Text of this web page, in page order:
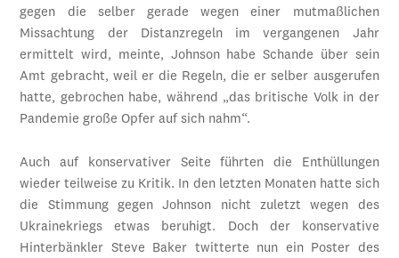
gegen die selber gerade wegen einer mutmaßlichen
Missachtung der Distanzregeln im vergangenen Jahr
ermittelt wird, meinte, Johnson habe Schande über sein
Amt gebracht, weil er die Regeln, die er selber ausgerufen
hatte, gebrochen habe, während „das britische Volk in der
Pandemie große Opfer auf sich nahm“.
Auch auf konservativer Seite führten die Enthüllungen
wieder teilweise zu Kritik. In den letzten Monaten hatte sich
die Stimmung gegen Johnson nicht zuletzt wegen des
Ukrainekriegs etwas beruhigt. Doch der konservative
Hinterbänkler Steve Baker twitterte nun ein Poster des